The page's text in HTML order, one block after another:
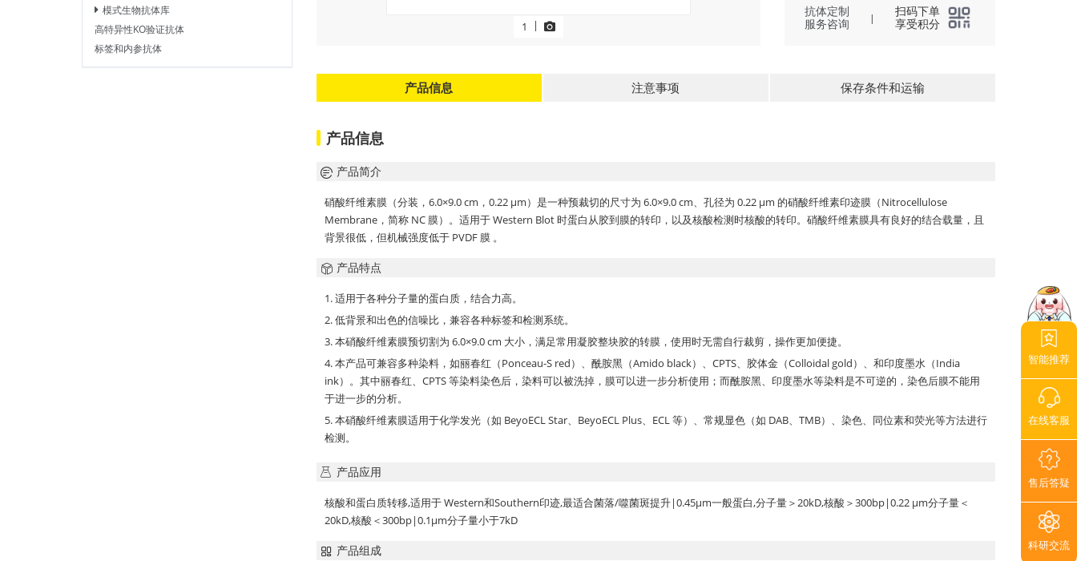
模式生物抗体库
高特异性KO验证抗体
标签和内参抗体
1 |
抗体定制
服务咨询
|
扫码下单
享受积分
产品信息 注意事项 保存条件和运输
产品信息
产品简介
硝酸纤维素膜（分装，6.0×9.0 cm，0.22 μm）是一种预裁切的尺寸为 6.0×9.0 cm、孔径为 0.22 μm 的硝酸纤维素印迹膜（Nitrocellulose
Membrane，简称 NC 膜）。适用于 Western Blot 时蛋白从胶到膜的转印，以及核酸检测时核酸的转印。硝酸纤维素膜具有良好的结合载量，且
背景很低，但机械强度低于 PVDF 膜 。
产品特点
1. 适用于各种分子量的蛋白质，结合力高。
2. 低背景和出色的信噪比，兼容各种标签和检测系统。
3. 本硝酸纤维素膜预切割为 6.0×9.0 cm 大小，满足常用凝胶整块胶的转膜，使用时无需自行裁剪，操作更加便捷。
4. 本产品可兼容多种染料，如丽春红（Ponceau-S red）、酰胺黑（Amido black）、CPTS、胶体金（Colloidal gold）、和印度墨水（India
ink）。其中丽春红、CPTS 等染料染色后，染料可以被洗掉，膜可以进一步分析使用；而酰胺黑、印度墨水等染料是不可逆的，染色后膜不能用
于进一步的分析。
5. 本硝酸纤维素膜适用于化学发光（如 BeyoECL Star、BeyoECL Plus、ECL 等）、常规显色（如 DAB、TMB）、染色、同位素和荧光等方法进行
检测。
产品应用
核酸和蛋白质转移,适用于 Western和Southern印迹,最适合菌落/噬菌斑提升|0.45μm一般蛋白,分子量＞20kD,核酸＞300bp|0.22 μm分子量＜
20kD,核酸＜300bp|0.1μm分子量小于7kD
产品组成
智能推荐
在线客服
售后答疑
科研交流